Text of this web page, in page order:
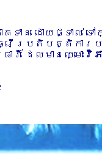
គទាន ដោយផ្ទាល់
វើប្រតិបត្តិកា
វី ដែលមានឈ្មោះ វិភ